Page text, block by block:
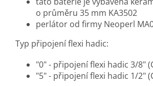
o průměru 35 mm KA3502
perlátor od firmy Neoperl
Typ připojení flexi hadic:
"0" - připojení flexi hadic 3/8"
"5" - připojení flexi hadic 1/2"